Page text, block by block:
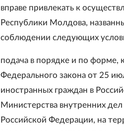
вправе привлекать к
Республики Молдова,
соблюдении следующих
подача в порядке и по форме,
Федерального закона от 25
иностранных граждан в
Министерства внутренних
Российской Федерации, на